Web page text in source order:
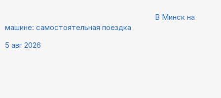
В Минск на
машине: самостоятельная поездка
5 авг 2026